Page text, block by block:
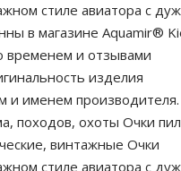
стиле авиатора с
в магазине Aquamir®
временем и отзывами
изделия
и именем производителя.
походов, охоты Очки
винтажные Очки
стиле авиатора с